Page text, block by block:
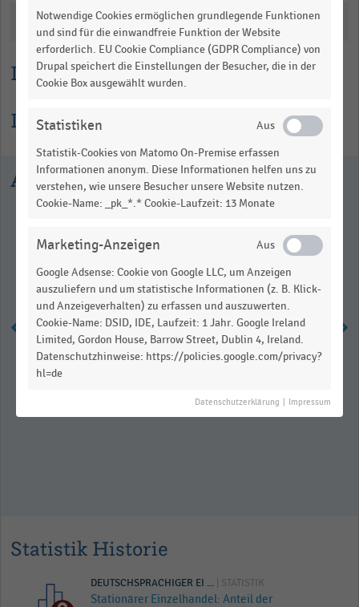
Lesehilfe
Informationen zur Statistik
Katalogisierung
Ausgewählte Statistiken
Stationärer Einzelhandel:
Statistik Historie
DEUTSCHSPRACHIGER EI ... | STATISTIK
Stationärer Einzelhandel: Anteil der
Notwendige Cookies ermöglichen grundlegende Funktionen
und sind für die einwandfreie Funktion der Website
erforderlich. EU Cookie Compliance (GDPR Compliance) von
Drupal speichert die Einstellungen der Besucher, die in der
Cookie Box ausgewählt wurden.
Statistiken
Statistik-Cookies von Matomo On-Premise erfassen
Informationen anonym. Diese Informationen helfen uns zu
verstehen, wie unsere Besucher unsere Website nutzen.
Cookie-Name: _pk_*.* Cookie-Laufzeit: 13 Monate
Marketing-Anzeigen
Google Adsense: Cookie von Google LLC, um Anzeigen
auszuliefern und um statistische Informationen (z. B. Klick-
und Anzeigeverhalten) zu erfassen und auszuwerten.
Cookie-Name: DSID, IDE, Laufzeit: 1 Jahr. Google Ireland
Limited, Gordon House, Barrow Street, Dublin 4, Ireland.
Datenschutzhinweise: https://policies.google.com/privacy?
hl=de
Datenschutzerklärung Impressum